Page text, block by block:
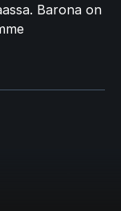
Barona on